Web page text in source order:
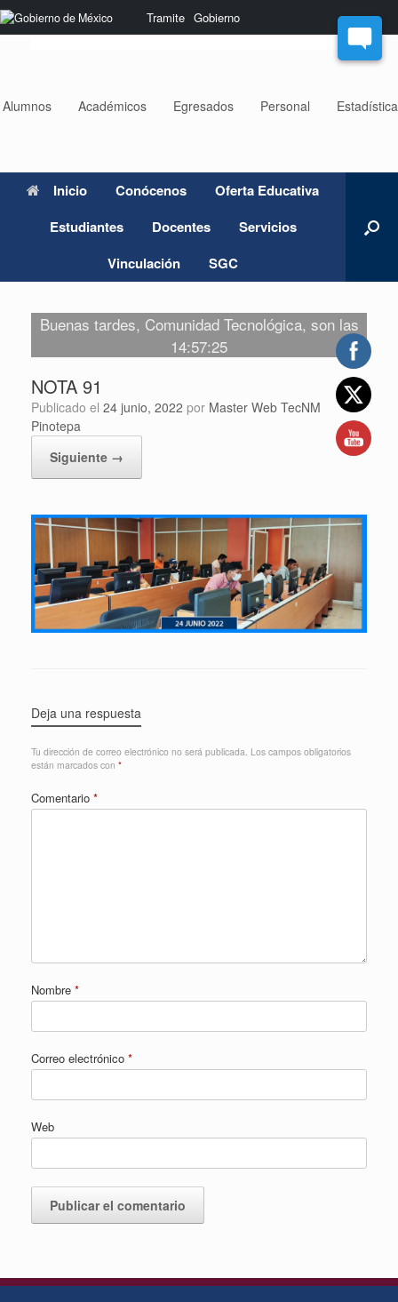
Nota:
este
sistema
Tramite Gobierno
Saltar
al
Alumnos Académicos Egresados Personal
Inicio Conócenos
Oferta Educativa
Estudiantes
Docentes
Servicios
Vinculación
SGC
Buenas tardes, Comunidad Tecnológica, son las
14:57:25
NOTA 91
Publicado el 24 junio, 2022 por Master Web TecNM
Pinotepa
Siguiente →
Deja una respuesta
Tu dirección de correo electrónico no será publicada. Los campos obligatorios
están marcados con *
Comentario *
Nombre *
Correo electrónico *
Web